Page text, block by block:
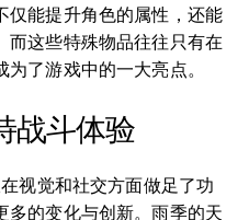
仅能提升角色的属性，还能
而这些特殊物品往往只有在
了游戏中的一大亮点。
战斗体验
视觉和社交方面做足了功
多的变化与创新。雨季的天